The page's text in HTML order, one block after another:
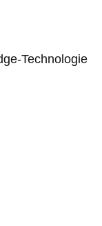
Technologie